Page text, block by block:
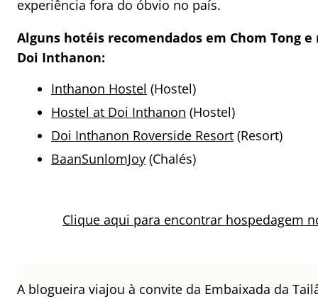
experiência fora do óbvio no país.
Alguns hotéis recomendados em Chom Tong
Doi Inthanon:
Inthanon Hostel (Hostel)
Hostel at Doi Inthanon (Hostel)
Doi Inthanon Roverside Resort (Resort)
BaanSunlomJoy (Chalés)
Clique aqui para encontrar hospedagem
A blogueira viajou à convite da Embaixada da